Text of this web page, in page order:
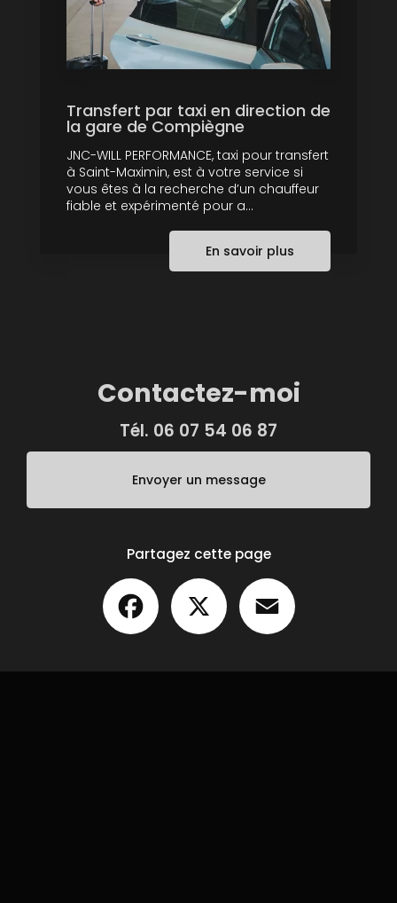
Transfert par taxi en direction de
la gare de Compiègne
JNC-WILL PERFORMANCE, taxi pour transfert
à Saint-Maximin, est à votre service si
vous êtes à la recherche d’un chauffeur
fiable et expérimenté pour a...
En savoir plus
Contactez-moi
Tél. 06 07 54 06 87
Envoyer un message
Partagez cette page
Facebook